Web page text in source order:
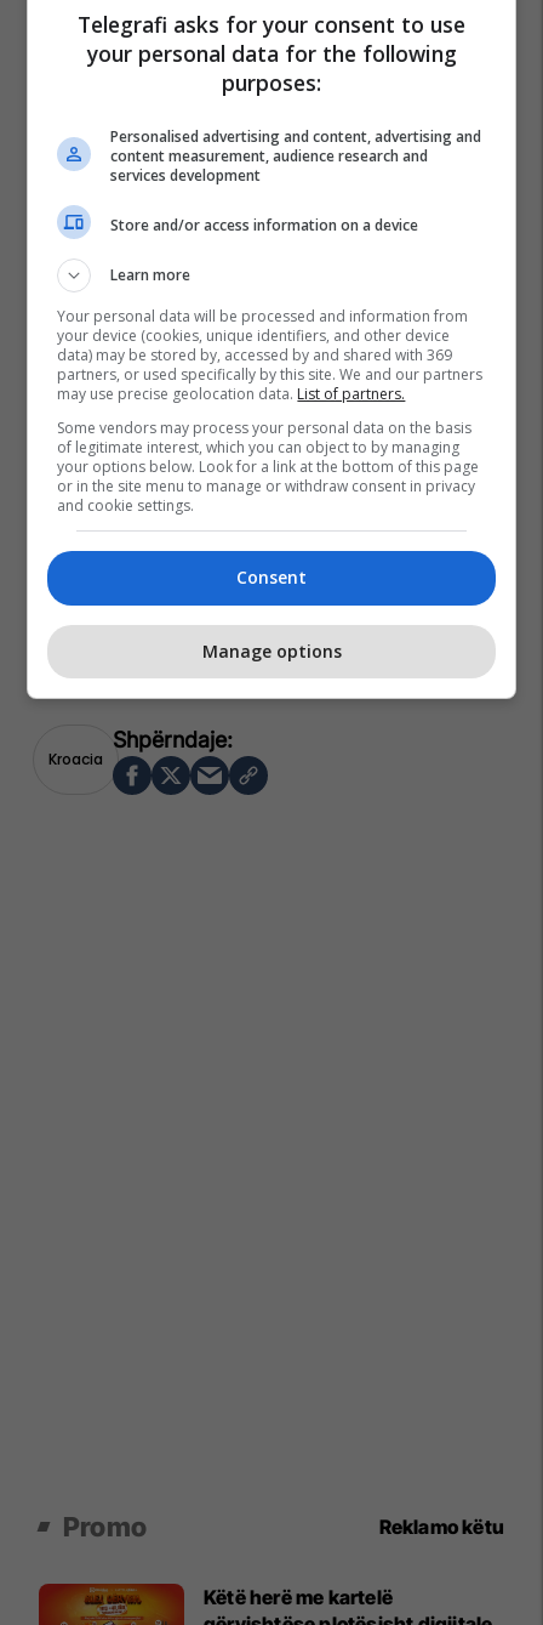
Kroacia
Promo Reklamo këtu
Këtë herë me kartelë
Telegrafi asks for your consent to use
your personal data for the following
purposes:
Personalised advertising and content, advertising and
content measurement, audience research and
services development
Store and/or access information on a device
Learn more
Your personal data will be processed and information from
your device (cookies, unique identifiers, and other device
data) may be stored by, accessed by and shared with 369
partners, or used specifically by this site. We and our partners
may use precise geolocation data. List of partners.
Some vendors may process your personal data on the basis
of legitimate interest, which you can object to by managing
your options below. Look for a link at the bottom of this page
or in the site menu to manage or withdraw consent in privacy
and cookie settings.
Consent
Manage options